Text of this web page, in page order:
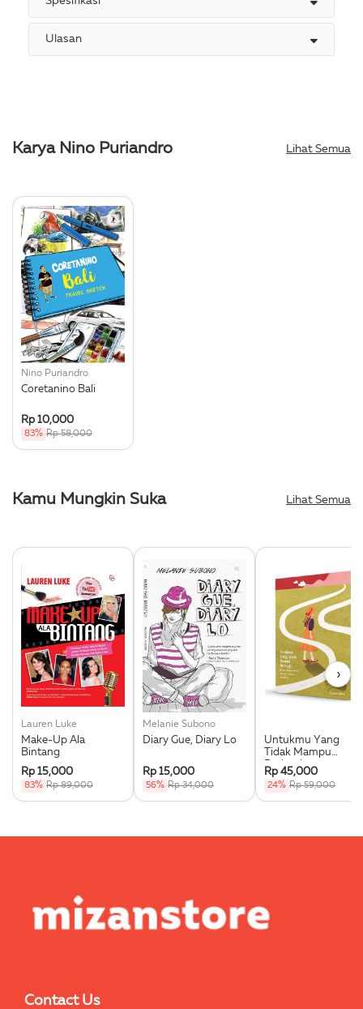
Ulasan
Karya Nino Puriandro Lihat Semua
Nino Puriandro
Coretanino Bali
Rp 10,000
83% Rp 58,000
Kamu Mungkin Suka Lihat Semua
Lauren Luke
Make-Up Ala
Bintang
Rp 15,000
83% Rp 89,000
Melanie Subono
Diary Gue, Diary Lo
Rp 15,000
56% Rp 34,000
Untukmu Yang
Tidak Mampu
Berbagi
Rp 45,000
24% Rp 59,000
›
Contact Us